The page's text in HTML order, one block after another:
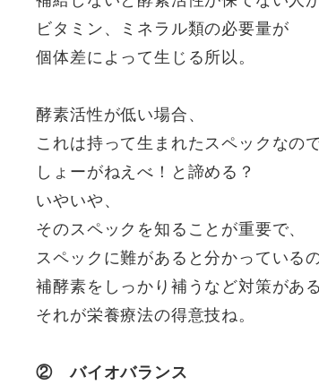
ビタミン、ミネラル類の必要量が
個体差によって生じる所以。
酵素活性が低い場合、
これは持って生まれたスペックなので
しょーがねえべ！と諦める？
いやいや、
そのスペックを知ることが重要で、
スペックに難があると分かっている
補酵素をしっかり補うなど対策がある
それが栄養療法の得意技ね。
② バイオバランス